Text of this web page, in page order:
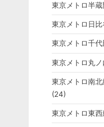
東京メトロ半蔵
東京メトロ日比
東京メトロ千代
東京メトロ丸ノ
東京メトロ南
(24)
東京メトロ東西